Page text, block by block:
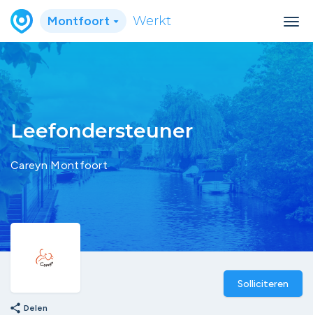
Montfoort Werkt
Leefondersteuner
Careyn Montfoort
Solliciteren
share Delen